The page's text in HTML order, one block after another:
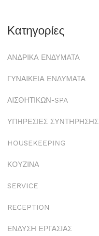
Κατηγορίες
ΑΝΔΡΙΚΑ ΕΝΔΥΜΑΤΑ
ΓΥΝΑΙΚΕΙΑ ΕΝΔΥΜΑΤΑ
ΑΙΣΘΗΤΙΚΩΝ-SPA
ΥΠΗΡΕΣΙΕΣ ΣΥΝΤΗΡΗΣΗΣ
HOUSEKEEPING
ΚΟΥΖΙΝΑ
SERVICE
RECEPTION
ΕΝΔΥΣΗ ΕΡΓΑΣΙΑΣ